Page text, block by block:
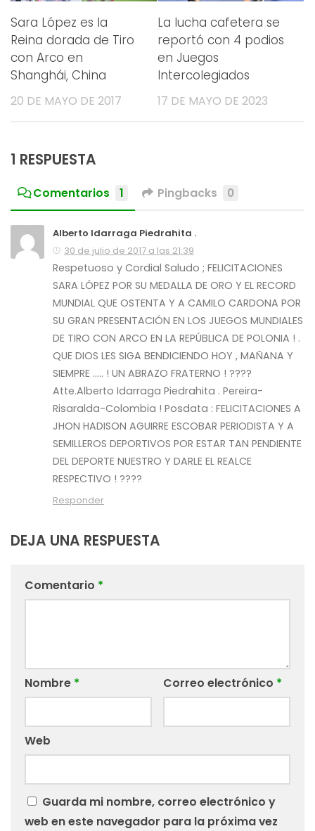
Sara López es la
Reina dorada de Tiro
con Arco en
Shanghái, China
20 DE MAYO DE 2017
La lucha cafetera se
reportó con 4 podios
en Juegos
Intercolegiados
17 DE MAYO DE 2023
1 RESPUESTA
Comentarios 1 Pingbacks 0
Alberto Idarraga Piedrahita .
30 de julio de 2017 a las 21:39
Respetuoso y Cordial Saludo ; FELICITACIONES
SARA LÓPEZ POR SU MEDALLA DE ORO Y EL RECORD
MUNDIAL QUE OSTENTA Y A CAMILO CARDONA POR
SU GRAN PRESENTACIÓN EN LOS JUEGOS MUNDIALES
DE TIRO CON ARCO EN LA REPÚBLICA DE POLONIA ! .
QUE DIOS LES SIGA BENDICIENDO HOY , MAÑANA Y
SIEMPRE ….. ! UN ABRAZO FRATERNO ! ????
Atte.Alberto Idarraga Piedrahita . Pereira-
Risaralda-Colombia ! Posdata : FELICITACIONES A
JHON HADISON AGUIRRE ESCOBAR PERIODISTA Y A
SEMILLEROS DEPORTIVOS POR ESTAR TAN PENDIENTE
DEL DEPORTE NUESTRO Y DARLE EL REALCE
RESPECTIVO ! ????
Responder
DEJA UNA RESPUESTA
Comentario *
Nombre * Correo electrónico *
Web
Guarda mi nombre, correo electrónico y
web en este navegador para la próxima vez